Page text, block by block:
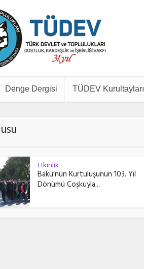
Denge Dergisi TÜDEV Kurultayları
Etkinlik
Bakü’nün Kurtuluşunun 103. Yıl
Dönümü Coşkuyla...